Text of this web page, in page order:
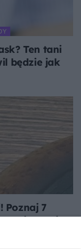
Ten tani
będzie jak
Poznaj 7
Twoje